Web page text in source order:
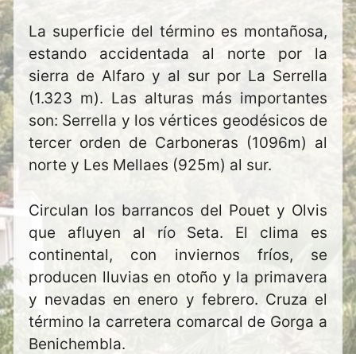
La superficie del término es montañosa,
estando accidentada al norte por la
sierra de Alfaro y al sur por La Serrella
(1.323 m). Las alturas más importantes
son: Serrella y los vértices geodésicos de
tercer orden de Carboneras (1096m) al
norte y Les Mellaes (925m) al sur.
Circulan los barrancos del Pouet y Olvis
que afluyen al río Seta. El clima es
continental, con inviernos fríos, se
producen lluvias en otoño y la primavera
y nevadas en enero y febrero. Cruza el
término la carretera comarcal de Gorga a
Benichembla.